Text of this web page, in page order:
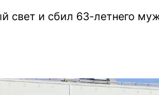
свет и сбил 63-летнего